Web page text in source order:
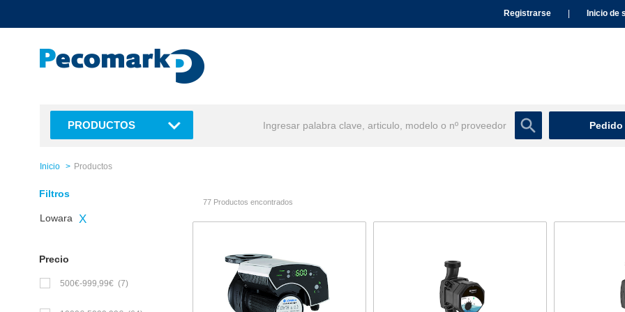
Registrarse Inicio de
PRODUCTOS
Inicio Productos
Filtros
Lowara X
Precio
500€-999,99€ (7)
77 Productos encontrados